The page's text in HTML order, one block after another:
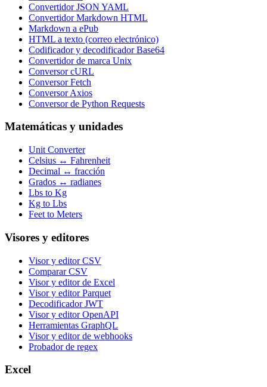
Convertidor JSON YAML
Convertidor Markdown HTML
Markdown a ePub
HTML a texto (correo electrónico)
Codificador y decodificador Base64
Convertidor de marca Unix
Conversor cURL
Conversor Fetch
Conversor Axios
Conversor de Python Requests
Matemáticas y unidades
Unit Converter
Celsius ↔ Fahrenheit
Decimal ↔ fracción
Grados ↔ radianes
Lbs to Kg
Kg to Lbs
Feet to Meters
Visores y editores
Visor y editor CSV
Comparar CSV
Visor y editor de Excel
Visor y editor Parquet
Decodificador JWT
Visor y editor OpenAPI
Herramientas GraphQL
Visor y editor de webhooks
Probador de regex
Excel